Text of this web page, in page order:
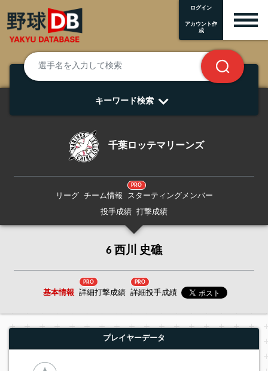
ログイン
アカウント作
成
キーワード検索
千葉ロッテマリーンズ
リーグ チーム情報
PRO
スターティングメンバー
投手成績 打撃成績
6 西川 史礁
基本情報
PRO
詳細打撃成績
PRO
詳細投手成績
プレイヤーデータ